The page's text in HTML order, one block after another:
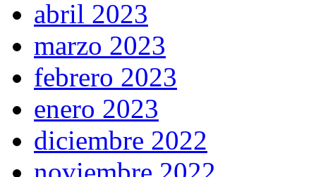
abril 2023
marzo 2023
febrero 2023
enero 2023
diciembre 2022